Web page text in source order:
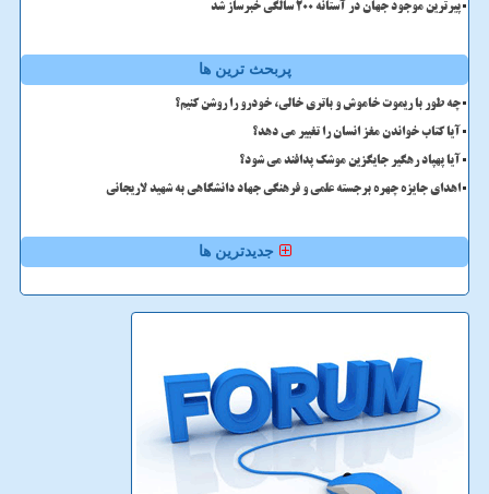
پیرترین موجود جهان در آستانه ۲۰۰ سالگی خبرساز شد
پربحث ترین ها
چه طور با ریموت خاموش و باتری خالی، خودرو را روشن کنیم؟
آیا کتاب خواندن مغز انسان را تغییر می دهد؟
آیا پهپاد رهگیر جایگزین موشک پدافند می شود؟
اهدای جایزه چهره برجسته علمی و فرهنگی جهاد دانشگاهی به شهید لاریجانی
جدیدترین ها